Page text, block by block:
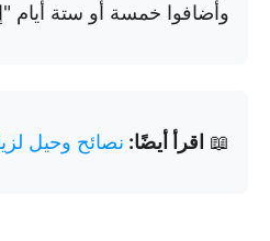
وأضافوا خمسة أو ستة أيام
📖 اقرأ أيضًا: نصائح وحيل